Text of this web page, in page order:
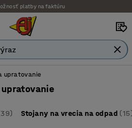
platby na faktúru
upratovanie
upratovanie
Stojany na vrecia na odpad